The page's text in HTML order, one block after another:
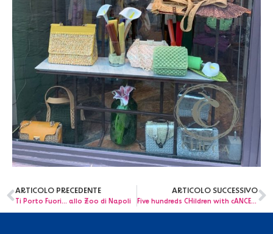
ARTICOLO PRECEDENTE
Ti Porto Fuori… allo Zoo di Napoli
ARTICOLO SUCCESSIVO
Five hundreds CHildren with cANCErs (CHANCE)